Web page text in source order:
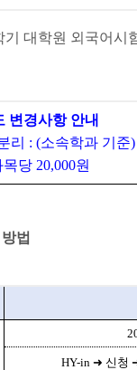
기 대학원 외국어
변경사항 안내
리 : (소속학과 기준
당 20,000원
법
HY-in ➜ 신청